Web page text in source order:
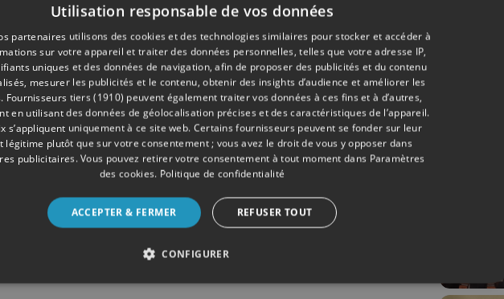
Utilisation responsable de vos données
partenaires utilisons des cookies et des technologies similaires pour stocker et accéder à
sur votre appareil et traiter des données personnelles, telles que votre adresse IP,
uniques et des données de navigation, afin de proposer des publicités et du contenu
mesurer les publicités et le contenu, obtenir des insights d’audience et améliorer les
Fournisseurs tiers (1910) peuvent également traiter vos données à ces fins et à d’autres,
en utilisant des données de géolocalisation précises et des caractéristiques de l’appareil.
s’appliquent uniquement à ce site web. Certains fournisseurs peuvent se fonder sur leur
légitime plutôt que sur votre consentement ; vous avez le droit de vous y opposer dans
publicitaires. Vous pouvez retirer votre consentement à tout moment dans Paramètres
des cookies. Politique de confidentialité
ACCEPTER & FERMER REFUSER TOUT
CONFIGURER